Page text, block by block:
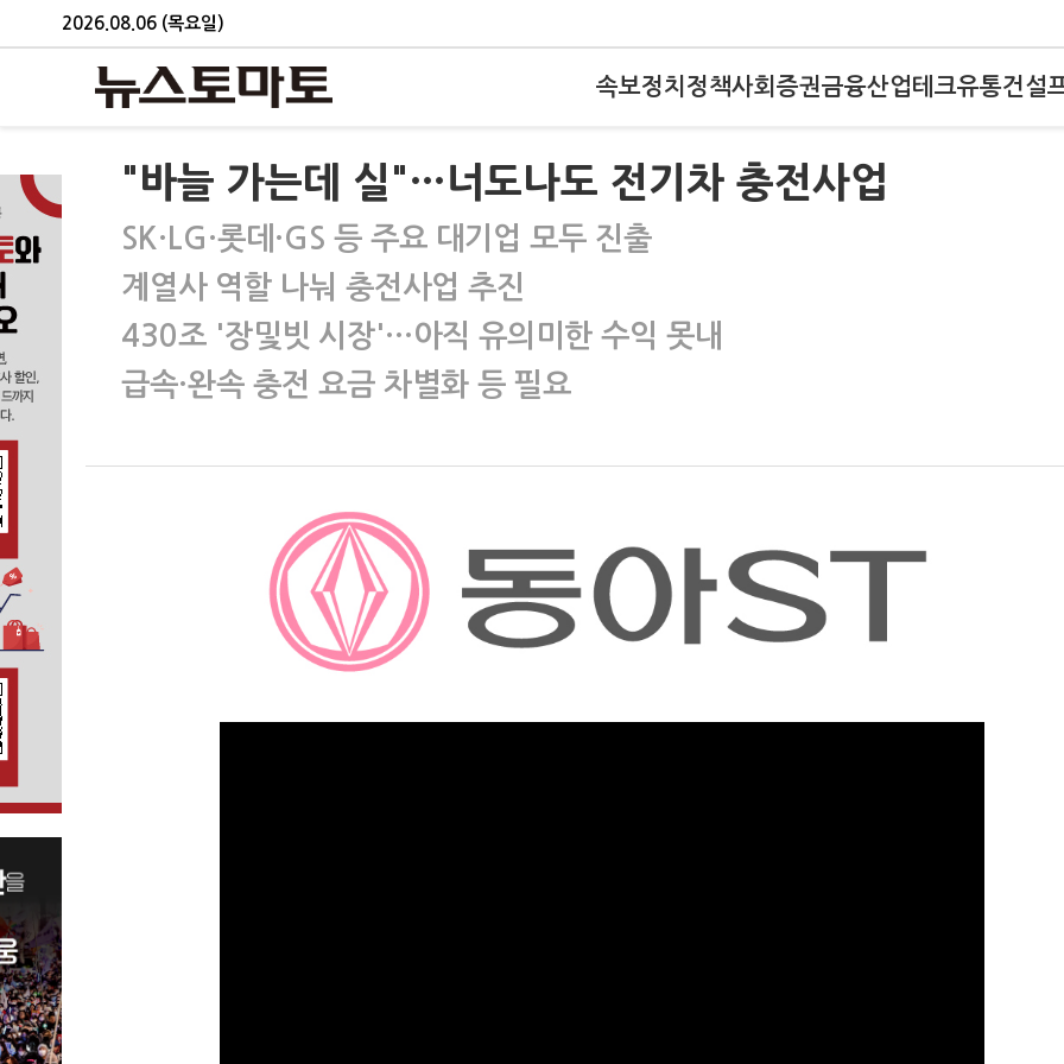
2026.08.06 (목요일)
속보정치 정책사회 증권금융산업테크유통건설
"바늘 가는데 실"…너도나도 전기차 충전사업
SK·LG·롯데·GS 등 주요 대기업 모두 진출
계열사 역할 나눠 충전사업 추진
430조 '장및빗 시장'…아직 유의미한 수익 못내
급속·완속 충전 요금 차별화 등 필요